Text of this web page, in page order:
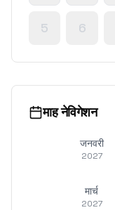
5 6
माह नेविगेशन
जनवरी
2027
मार्च
2027